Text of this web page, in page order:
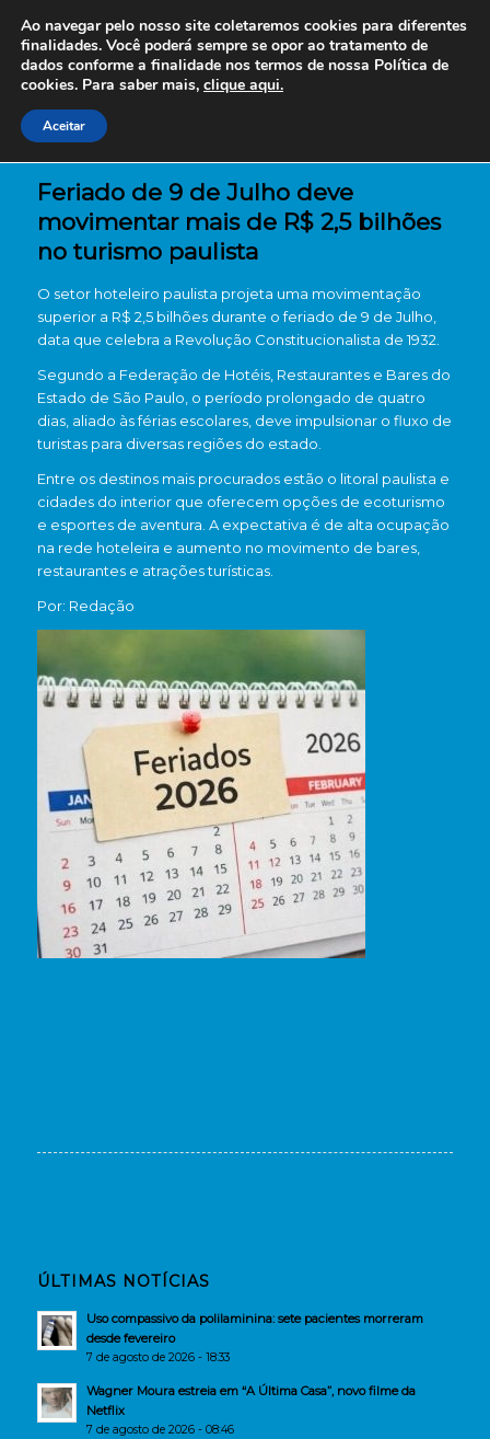
Feriado de 9 de Julho deve
movimentar mais de R$ 2,5 bilhões
no turismo paulista
O setor hoteleiro paulista projeta uma movimentação
superior a R$ 2,5 bilhões durante o feriado de 9 de Julho,
data que celebra a Revolução Constitucionalista de 1932.
Segundo a Federação de Hotéis, Restaurantes e Bares do
Estado de São Paulo, o período prolongado de quatro
dias, aliado às férias escolares, deve impulsionar o fluxo de
turistas para diversas regiões do estado.
Entre os destinos mais procurados estão o litoral paulista e
cidades do interior que oferecem opções de ecoturismo
e esportes de aventura. A expectativa é de alta ocupação
na rede hoteleira e aumento no movimento de bares,
restaurantes e atrações turísticas.
Por: Redação
ÚLTIMAS NOTÍCIAS
Uso compassivo da polilaminina: sete pacientes morreram
desde fevereiro
7 de agosto de 2026 - 18:33
Wagner Moura estreia em “A Última Casa”, novo filme da
Netflix
7 de agosto de 2026 - 08:46
Ao navegar pelo nosso site coletaremos cookies para diferentes
finalidades. Você poderá sempre se opor ao tratamento de
dados conforme a finalidade nos termos de nossa Política de
cookies. Para saber mais, clique aqui.
Aceitar